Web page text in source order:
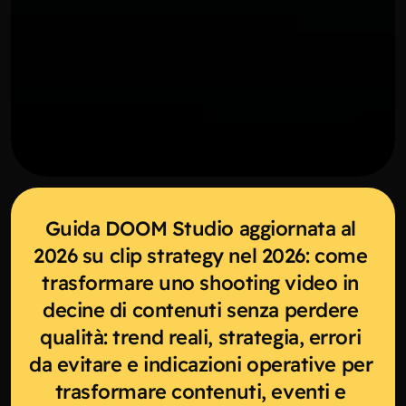
Guida DOOM Studio aggiornata al
2026 su clip strategy nel 2026: come
trasformare uno shooting video in
decine di contenuti senza perdere
qualità: trend reali, strategia, errori
da evitare e indicazioni operative per
trasformare contenuti, eventi e